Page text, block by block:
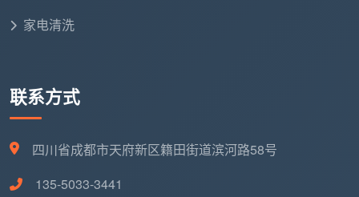
150㎡以上／复式别
墅
表内总价已含全部12项精保洁服务。半包/清
家电清洗
联系方式
四川省成都市天府新区籍田街道滨河路58号
135-5033-3441